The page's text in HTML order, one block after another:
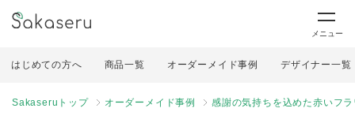
メニュー
はじめての方へ 商品一覧 オーダーメイド事例 デザイナー一覧
Sakaseruトップ オーダーメイド事例 感謝の気持ちを込めた赤いフ